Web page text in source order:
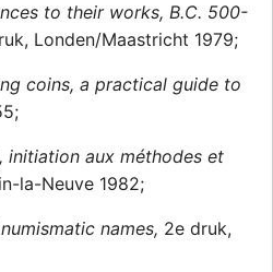
to their works, B.C. 500-
Londen/Maastricht 1979;
coins, a practical guide to
initiation aux méthodes et
la-Neuve 1982;
names, 2e druk,